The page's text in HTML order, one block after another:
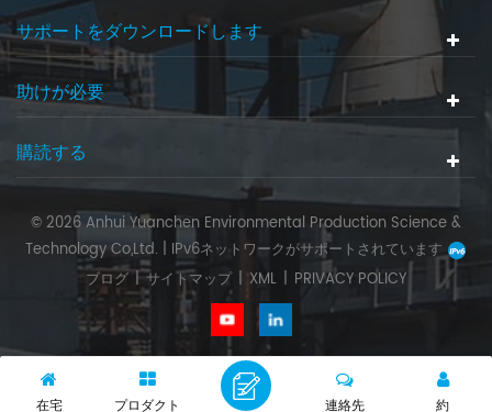
サポートをダウンロードします
助けが必要
購読する
© 2026 Anhui Yuanchen Environmental Production Science &
Technology Co,Ltd. | IPv6ネットワークがサポートされています
ブログ | サイトマップ | XML | PRIVACY POLICY
在宅 プロダクト 約
連絡先